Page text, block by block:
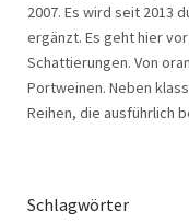
2007. Es wird seit 2013
ergänzt. Es geht hier
Schattierungen. Von
Portweinen. Neben
Reihen, die ausführlich
Schlagwörter